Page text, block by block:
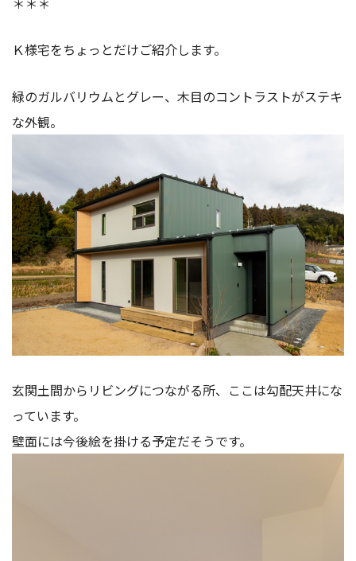
Ｋ様宅をちょっとだけご紹介します。
緑のガルバリウムとグレー、木目のコントラストがステキ
な外観。
玄関土間からリビングにつながる所、ここは勾配天井にな
っています。
壁面には今後絵を掛ける予定だそうです。